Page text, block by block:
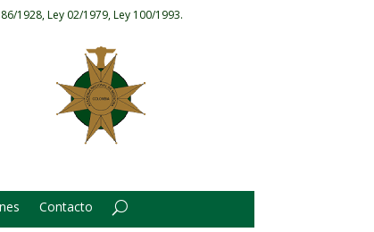
1928, Ley 02/1979, Ley 100/1993.
Contacto